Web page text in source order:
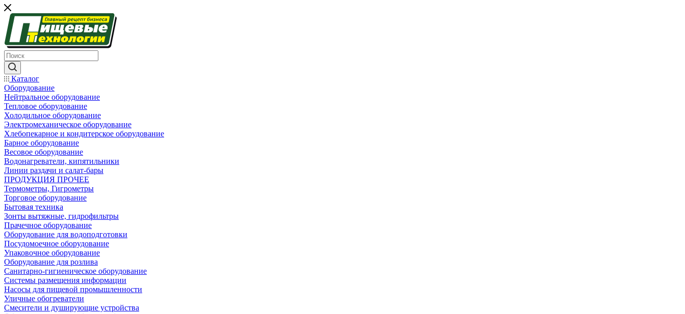
Каталог
Оборудование
Нейтральное оборудование
Тепловое оборудование
Холодильное оборудование
Электромеханическое оборудование
Хлебопекарное и кондитерское оборудование
Барное оборудование
Весовое оборудование
Водонагреватели, кипятильники
Линии раздачи и салат-бары
ПРОДУКЦИЯ ПРОЧЕЕ
Термометры, Гигрометры
Торговое оборудование
Бытовая техника
Зонты вытяжные, гидрофильтры
Прачечное оборудование
Оборудование для водоподготовки
Посудомоечное оборудование
Упаковочное оборудование
Оборудование для розлива
Санитарно-гигиеническое оборудование
Системы размещения информации
Насосы для пищевой промышленности
Уличные обогреватели
Смесители и душирующие устройства